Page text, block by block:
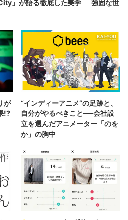
」が語る徹底した美学──強固な世
が
!?
“インディーアニメ“の足跡と、
自分がやるべきこと──会社設
立を選んだアニメーター「のを
か」の胸中